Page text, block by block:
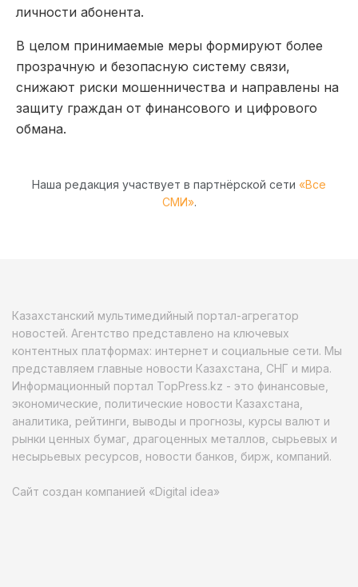
личности абонента.
В целом принимаемые меры формируют более
прозрачную и безопасную систему связи,
снижают риски мошенничества и направлены на
защиту граждан от финансового и цифрового
обмана.
Наша редакция участвует в партнёрской сети «Все
СМИ».
Казахстанский мультимедийный портал-агрегатор
новостей. Агентство представлено на ключевых
контентных платформах: интернет и социальные сети. Мы
представляем главные новости Казахстана, СНГ и мира.
Информационный портал TopPress.kz - это финансовые,
экономические, политические новости Казахстана,
аналитика, рейтинги, выводы и прогнозы, курсы валют и
рынки ценных бумаг, драгоценных металлов, сырьевых и
несырьевых ресурсов, новости банков, бирж, компаний.
Сайт создан компанией «Digital idea»